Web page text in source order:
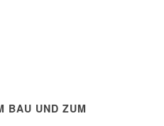
BAU UND ZUM